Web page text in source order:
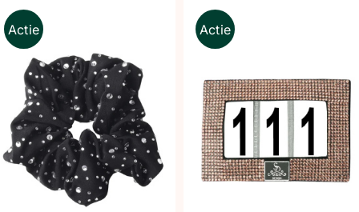
Actie Actie